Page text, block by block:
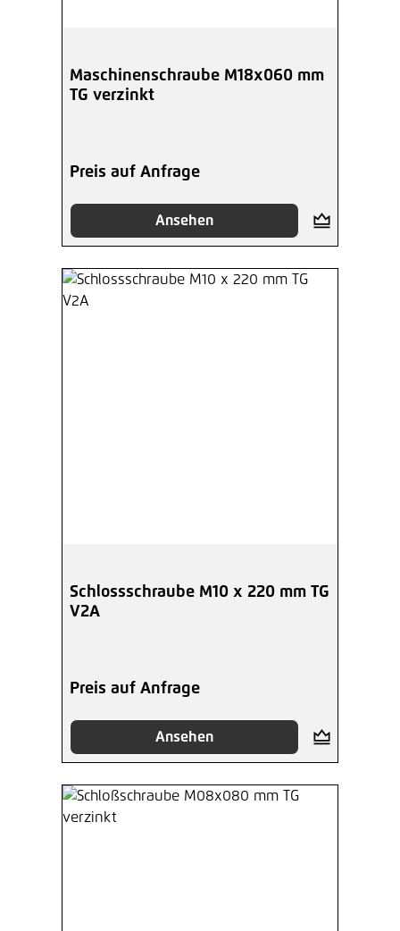
Maschinenschraube M18x060 mm
TG verzinkt
Preis auf Anfrage
Ansehen
Schlossschraube M10 x 220 mm TG
V2A
Preis auf Anfrage
Ansehen